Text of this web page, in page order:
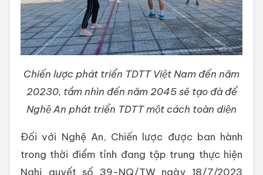
Chiến lược phát triển TDTT Việt Nam đến năm
20230, tầm nhìn đến năm 2045 sẽ tạo đà để
Nghệ An phát triển TDTT một cách toàn diện
Đối với Nghệ An, Chiến lược được ban hành
trong thời điểm tỉnh đang tập trung thực hiện
Nghị quyết số 39-NQ/TW ngày 18/7/2023